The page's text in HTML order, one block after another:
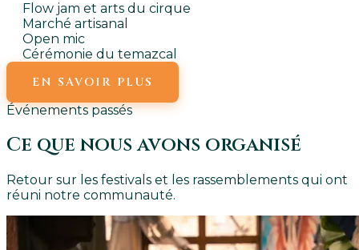
Flow jam et arts du cirque
Marché artisanal
Open mic
Cérémonie du temazcal
EN SAVOIR PLUS
Événements passés
Ce que nous avons organisé
Retour sur les festivals et les rassemblements qui ont
réuni notre communauté.